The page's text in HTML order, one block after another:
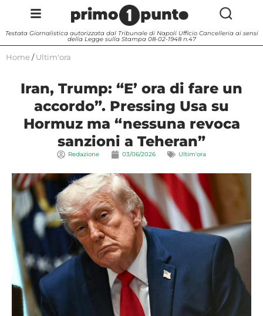
Testata Giornalistica autorizzata dal Tribunale di Napoli Ufficio Cancelleria ai sensi
della Legge sulla Stampa 08-02-1948 n.47
Home / Ultim'ora
Iran, Trump: “E’ ora di fare un
accordo”. Pressing Usa su
Hormuz ma “nessuna revoca
sanzioni a Teheran”
Redazione 03/06/2026 Ultim'ora